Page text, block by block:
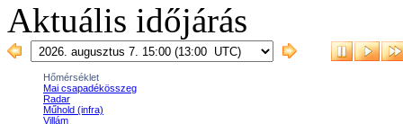
Aktuális időjárás